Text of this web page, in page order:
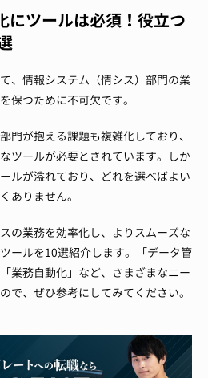
にツールは必須！役立つ
、情報システム（情シス）部門の業
保つために不可欠です。
門が抱える課題も複雑化しており、
ツールが必要とされています。しか
ルが溢れており、どれを選べばよい
ありません。
の業務を効率化し、よりスムーズな
ールを10選紹介します。「データ管
業務自動化」など、さまざまなニー
で、ぜひ参考にしてみてください。